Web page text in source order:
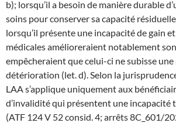
b); lorsqu’il a besoin de manière durable
soins pour conserver sa capacité
lorsqu’il présente une incapacité de gain
médicales amélioreraient notablement
empêcheraient que celui-ci ne subisse
détérioration (let. d). Selon la
LAA s’applique uniquement aux
d’invalidité qui présentent une incapacité
(ATF 124 V 52 consid. 4; arrêts 8C_601/